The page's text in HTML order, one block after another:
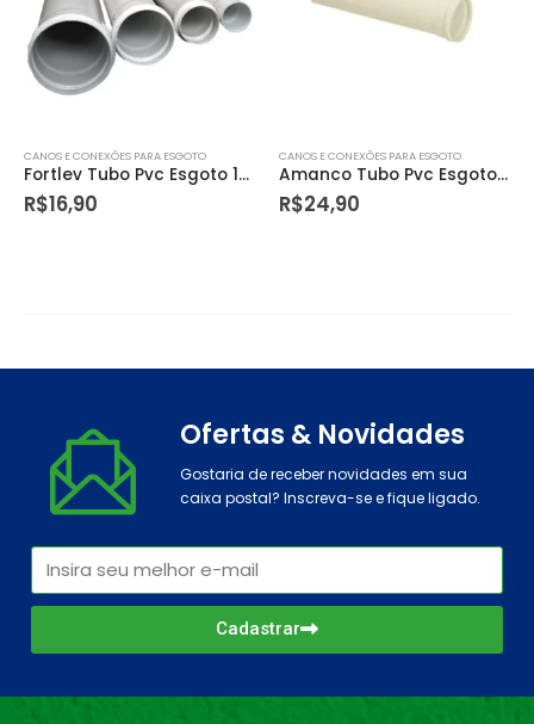
CANOS E CONEXÕES PARA ESGOTO
Fortlev Tubo Pvc Esgoto 100mm X 6m
R$16,90
CANOS E CONEXÕES PARA ESGOTO
Amanco Tubo Pvc Esgoto 100mm – Metro
R$24,90
Ofertas & Novidades
Gostaria de receber novidades em sua
caixa postal? Inscreva-se e fique ligado.
Cadastrar